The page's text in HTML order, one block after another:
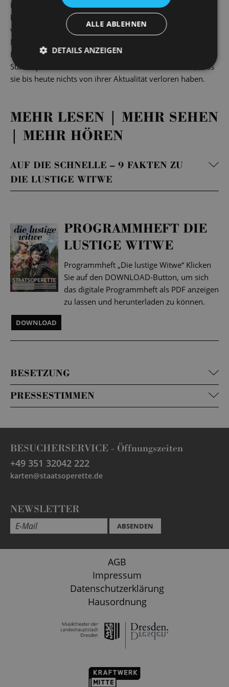
Hanna und Danilo konnte sich die Gesellschaft des
beginnenden 20. Jahrhunderts wiederfinden. In der Regie
von Katja Wolff und zu den berühmten Walzer- und
Mazurka-Klängen Franz Lehárs treffen die
Protagonist*innen nun in einer neuen Inszenierung an der
Staatsoperette aufeinander und stellen unter Beweis, dass
sie bis heute nichts von ihrer Aktualität verloren haben.
MEHR LESEN | MEHR SEHEN
| MEHR HÖREN
AUF DIE SCHNELLE – 9 FAKTEN ZU
DIE LUSTIGE WITWE
PROGRAMMHEFT DIE
LUSTIGE WITWE
Programmheft „Die lustige Witwe“ Klicken
Sie auf den DOWNLOAD-Button, um sich
das digitale Programmheft als PDF anzeigen
zu lassen und herunterladen zu können.
DOWNLOAD
BESETZUNG
PRESSESTIMMEN
BESUCHERSERVICE - Öffnungszeiten
+49 351 32042 222
karten@staatsoperette.de
NEWSLETTER
ABSENDEN
AGB
Impressum
Datenschutzerklärung
Hausordnung
ALLE ABLEHNEN
DETAILS ANZEIGEN